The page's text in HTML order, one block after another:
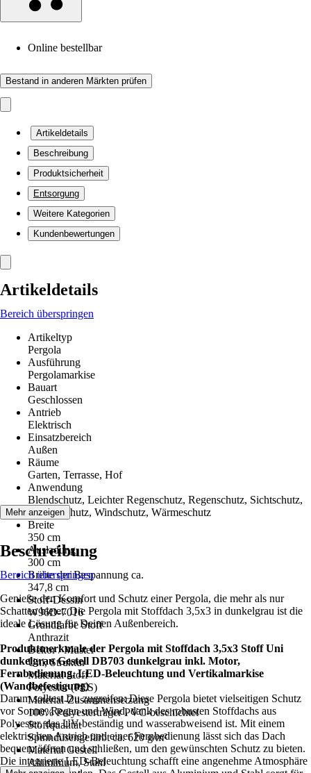
Online bestellbar
Bestand in anderen Märkten prüfen
Artikeldetails
Beschreibung
Produktsicherheit
Entsorgung
Weitere Kategorien
Kundenbewertungen
Artikeldetails
Bereich überspringen
Artikeltyp
Pergola
Ausführung
Pergolamarkise
Bauart
Geschlossen
Antrieb
Elektrisch
Einsatzbereich
Außen
Räume
Garten, Terrasse, Hof
Anwendung
Blendschutz, Leichter Regenschutz, Regenschutz, Sichtschutz,
Sonnenschutz, Windschutz, Wärmeschutz
Breite
350 cm
Ausladung
300 cm
Breite der Bespannung ca.
347,8 cm
Stoff-Dessin
W96D-7016
Grundfarbe Stoff
Anthrazit
Dekor / Muster
Uni, Struktur
Material Stoff
Polyester (PES)
Material-Zusammensetzung
100% Polyesterträger PVC-beschichtet
Stoffqualität
Spinndüsengefärbt ca. 620 g/m²
Material Gestell
Aluminium, Stahl
Mehr anzeigen
Beschreibung
Bereich überspringen
Genieße den Komfort und Schutz einer Pergola, die mehr als nur
Schatten bietet. Die Pergola mit Stoffdach 3,5x3 in dunkelgrau ist die
ideale Lösung für Deinen Außenbereich.
Produktmerkmale der Pergola mit Stoffdach 3,5x3 Stoff Uni
dunkelgrau Gestell DB703 dunkelgrau inkl. Motor,
Fernbedienung, LED-Beleuchtung und Vertikalmarkise
(Wandbefestigung)
Darum solltest Du zugreifen: Diese Pergola bietet vielseitigen Schutz
vor Sonne, Regen und Wind, dank des robusten Stoffdachs aus
Polyester, das UV-beständig und wasserabweisend ist. Mit einem
elektrischen Antrieb und einer Fernbedienung lässt sich das Dach
bequem öffnen und schließen, um den gewünschten Schutz zu bieten.
Die integrierte LED-Beleuchtung schafft eine angenehme Atmosphäre